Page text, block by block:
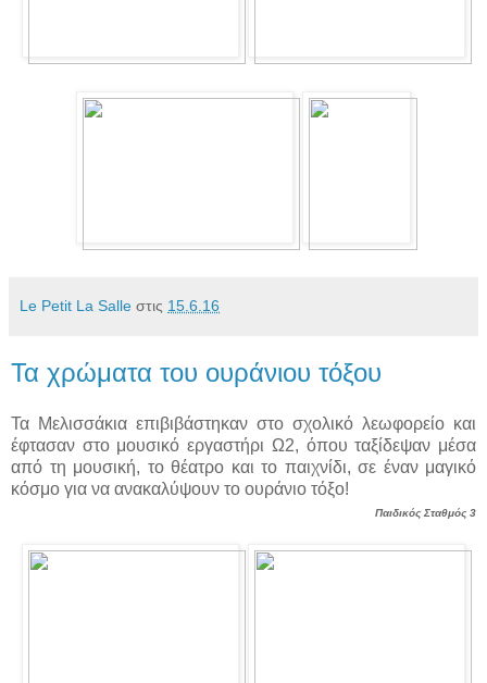
Le Petit La Salle στις 15.6.16
Τα χρώματα του ουράνιου τόξου
Τα Μελισσάκια επιβιβάστηκαν στο σχολικό λεωφορείο και
έφτασαν στο μουσικό εργαστήρι Ω2, όπου ταξίδεψαν μέσα
από τη μουσική, το θέατρο και το παιχνίδι, σε έναν μαγικό
κόσμο για να ανακαλύψουν το ουράνιο τόξο!
Παιδικός Σταθμός 3